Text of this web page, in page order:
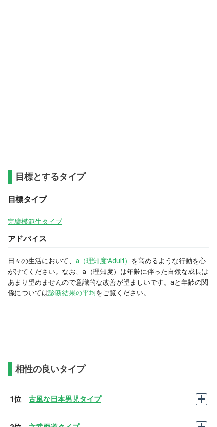
目標とするタイプ
目標タイプ
完璧模範生タイプ
アドバイス
日々の生活において、 a（理知度:Adult） を高めるような行動を心
がけてください。なお、a（理知度）は年齢に伴った自然な成長は
あまり望めませんので意識的な改善が望ましいです。aと年齢の関
係については診断結果の平均をご覧ください。
相性の良いタイプ
1位 古風な日本男児タイプ